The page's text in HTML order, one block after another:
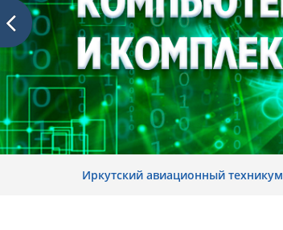
Иркутский авиационный техникум